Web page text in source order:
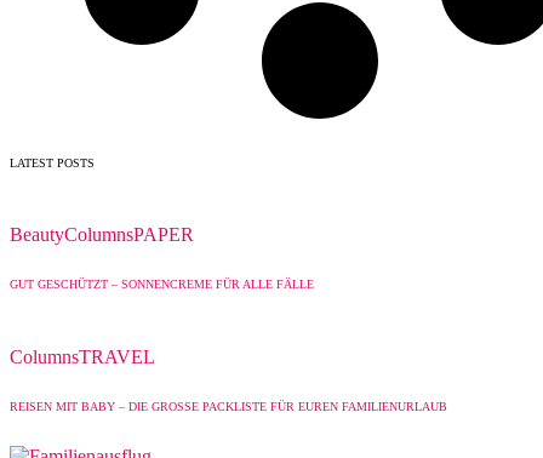
LATEST POSTS
BeautyColumnsPAPER
GUT GESCHÜTZT – SONNENCREME FÜR ALLE FÄLLE
ColumnsTRAVEL
REISEN MIT BABY – DIE GROSSE PACKLISTE FÜR EUREN FAMILIENURLAUB